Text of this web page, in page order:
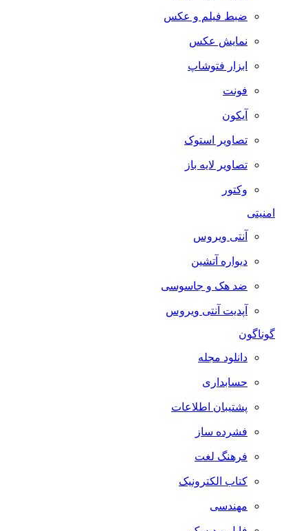
ضبط فيلم و عكس
نمایش عکس
ابزار فتوشاپ
فونت
آیکون
تصاویر استوک
تصاویر لایه باز
وکتور
امنیتی
آنتی ویروس
دیواره آتشین
ضد هک و جاسوسی
آپدیت آنتی ویروس
گوناگون
دانلود مجله
حسابداری
پشتیبان اطلاعات
فشرده ساز
فرهنگ لغت
کتاب الکترونیک
مهندسی